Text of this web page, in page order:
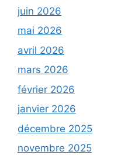
juin 2026
mai 2026
avril 2026
mars 2026
février 2026
janvier 2026
décembre 2025
novembre 2025